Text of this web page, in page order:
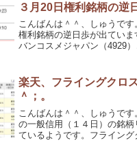
３月20日権利銘柄の逆
こんばんは＾＾、しゅうです
権利銘柄の逆日歩が出ていま
バンコスメジャパン（4929
楽天、フライングクロ
＾；。
こんばんは＾＾、しゅうで
の一般信用（１４日）の銘柄
ているようです。フライング